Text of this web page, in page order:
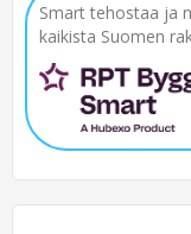
Smart tehostaa ja
kaikista Suomen